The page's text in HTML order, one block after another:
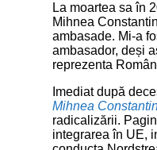
La moartea sa în
Mihnea
ambasade. Mi-a
ambasador, deși
reprezenta
Imediat după
Mihnea
radicalizării.
integrarea în UE,